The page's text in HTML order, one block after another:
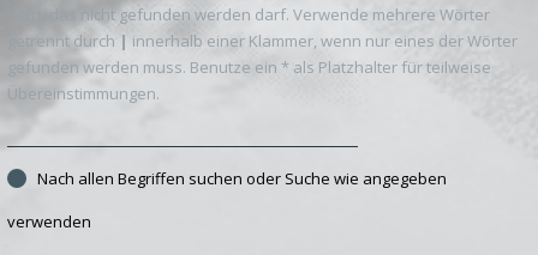
Wort, das nicht gefunden werden darf. Verwende mehrere Wörter
getrennt durch | innerhalb einer Klammer, wenn nur eines der Wörter
gefunden werden muss. Benutze ein * als Platzhalter für teilweise
Übereinstimmungen.
Nach allen Begriffen suchen oder Suche wie angegeben
verwenden